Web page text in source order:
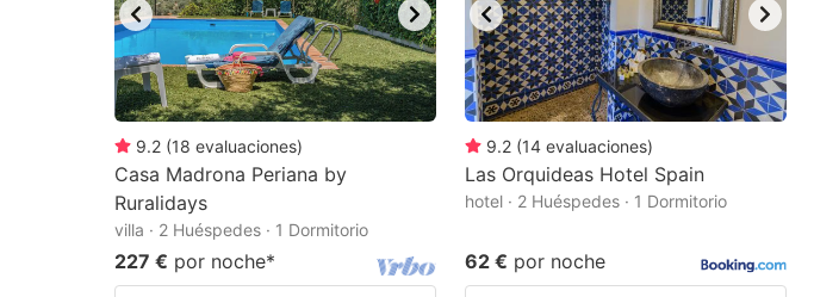
9.2 (18 evaluaciones)
Casa Madrona Periana by
Ruralidays
villa · 2 Huéspedes · 1 Dormitorio
227 € por noche*
9.2 (14 evaluaciones)
Las Orquideas Hotel Spain
hotel · 2 Huéspedes · 1 Dormitorio
62 € por noche